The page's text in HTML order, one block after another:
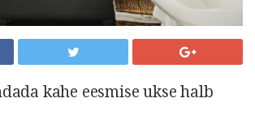
kahe eesmise ukse halb